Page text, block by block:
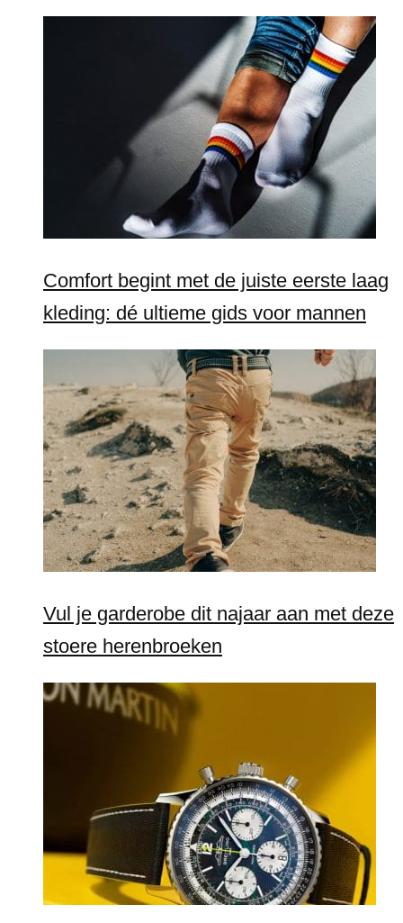
Comfort begint met de juiste eerste laag
kleding: dé ultieme gids voor mannen
Vul je garderobe dit najaar aan met deze
stoere herenbroeken